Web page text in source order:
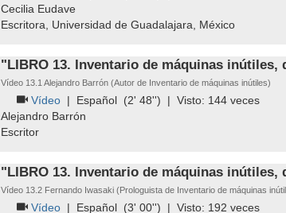
Cecilia Eudave
Escritora, Universidad de Guadalajara, México
"LIBRO 13. Inventario de máquinas inútiles,
Vídeo 13.1 Alejandro Barrón (Autor de Inventario de máquinas inútiles)
Vídeo| Español(2' 48'') | Visto: 144veces
Alejandro Barrón
Escritor
"LIBRO 13. Inventario de máquinas inútiles,
Vídeo 13.2 Fernando Iwasaki (Prologuista de Inventario de máquinas
Vídeo| Español(3' 00'') | Visto: 192 veces